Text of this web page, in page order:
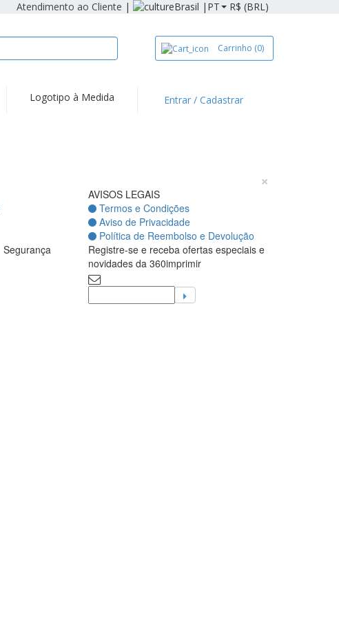
Atendimento ao Cliente | Brasil | PT R$ (BRL)
Carrinho (0)
Logotipo à Medida Entrar / Cadastrar
×
AVISOS LEGAIS
Termos e Condições
Aviso de Privacidade
Política de Reembolso e Devolução
Segurança
Registre-se e receba ofertas especiais e
novidades da 360imprimir